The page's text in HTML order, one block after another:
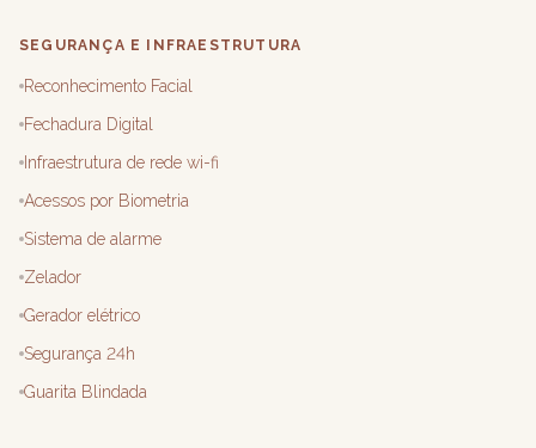
SEGURANÇA E INFRAESTRUTURA
Reconhecimento Facial
Fechadura Digital
Infraestrutura de rede wi-fi
Acessos por Biometria
Sistema de alarme
Zelador
Gerador elétrico
Segurança 24h
Guarita Blindada